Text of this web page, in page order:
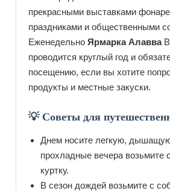
прекрасными выставками
праздниками и общественными
Еженедельно Ярмарка Алавва
проводится круглый год и
посещению, если вы хотите
продукты и местные закуски.
💡 Советы для
Днем носите легкую,
прохладные вечера возьмите
куртку.
В сезон дождей возьмите с